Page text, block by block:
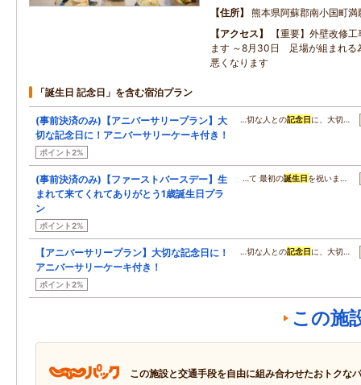
住所
熊本県阿蘇郡南小国町
アクセス
【重要】外壁改修
ます ～8月30日 足場が組まれる
悪くなります
「誕生日 記念日」を含む宿泊プラン
(事前決済のみ)【アニバーサリープラン】大
切な記念日に！アニバーサリーケーキ付き！
ポイント2%
…切な人との記念日 に、大切…
(事前決済のみ)【ファーストバースデー】生
まれて来てくれてありがとう1歳誕生日プラ
ン
ポイント2%
…て 最初の誕生日 を祝いま…
【アニバーサリープラン】大切な記念日に！
アニバーサリーケーキ付き！
ポイント2%
…切な人との記念日 に、大切…
この施
この施設と交通手段を自由に組み合わせたおトクな